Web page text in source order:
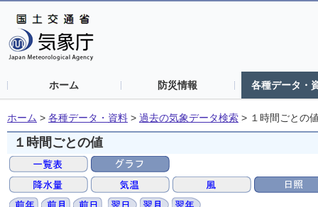
ホーム 防災情報 各種データ・
ホーム > 各種データ・資料 > 過去の気象データ検索 > １時間ごとの
１時間ごとの値